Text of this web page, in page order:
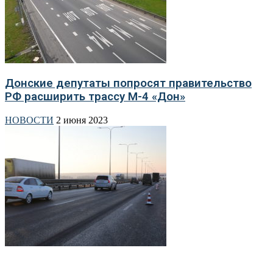
Донские депутаты попросят правительство
РФ расширить трассу М-4 «Дон»
НОВОСТИ 2 июня 2023